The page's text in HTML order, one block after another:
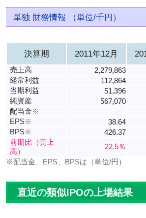
単独 財務情報 （単位/千円）
決算期 2011年12月
売上高 2,279,863
経常利益
112,864
当期利益
51,396
純資産
567,070
配当金※
EPS※ 38.64
BPS※ 426.37
前期比（売上
高）
22.5％
※配当金、EPS、BPSは（単位/円）
直近の類似IPOの上場結果